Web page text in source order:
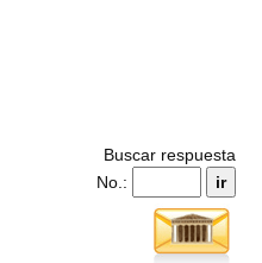
Buscar respuesta
No.: